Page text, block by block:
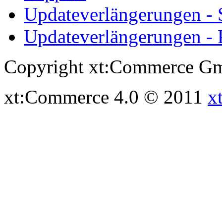
Updateverlängerungen -
Updateverlängerungen -
Copyright xt:Commerce
xt:Commerce 4.0 © 2011